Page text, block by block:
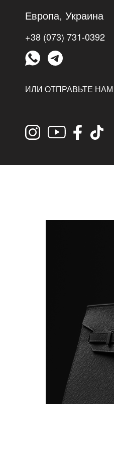
Европа, Украина
+38 (073) 731-0392
ИЛИ ОТПРАВЬТЕ